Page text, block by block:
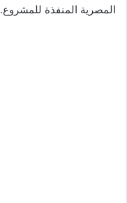
المصرية المنفذة للمشروع.